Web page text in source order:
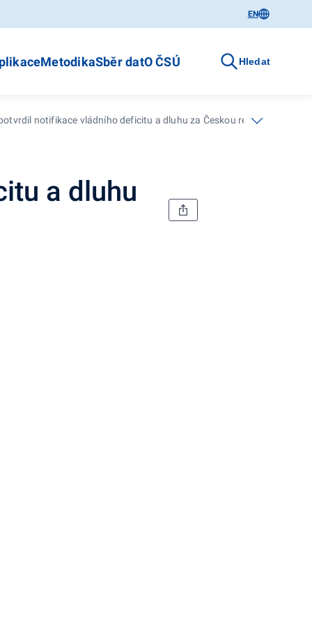
EN
MetodikaSběr datO ČSÚ Hledat
notifikace vládního deficitu a dluhu za Českou republiku
a dluhu